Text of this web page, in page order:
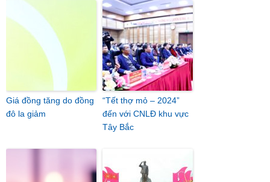
Giá đồng tăng do đồng
đô la giảm
“Tết thợ mỏ – 2024”
đến với CNLĐ khu vực
Tây Bắc